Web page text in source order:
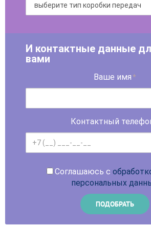
И контактные данные
вами
Ваше имя *
Контактный
Соглашаюсь с
персональных